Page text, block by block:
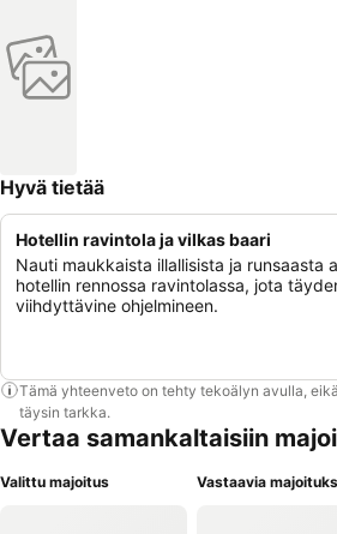
Hyvä tietää
Hotellin ravintola ja vilkas baari
Nauti maukkaista illallisista ja runsaasta
hotellin rennossa ravintolassa, jota
viihdyttävine ohjelmineen.
Tämä yhteenveto on tehty tekoälyn avulla,
täysin tarkka.
Vertaa samankaltaisiin
Valittu majoitus Vastaavia